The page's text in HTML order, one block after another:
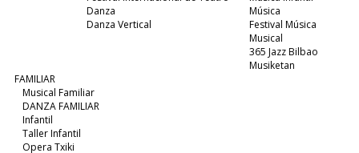
Danza
Danza Vertical
Música
Festival Música
Musical
365 Jazz Bilbao
Musiketan
FAMILIAR
Musical Familiar
DANZA FAMILIAR
Infantil
Taller Infantil
Opera Txiki